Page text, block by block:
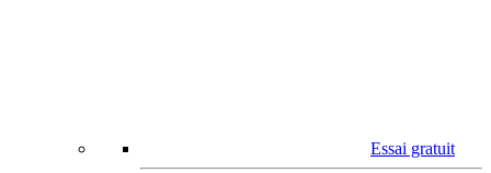
Essai gratuit